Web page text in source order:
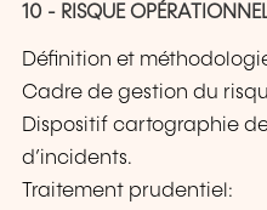
10 - RISQUE
Définition et
Cadre de gestion du
Dispositif cartographie
d’incidents.
Traitement prudentiel: